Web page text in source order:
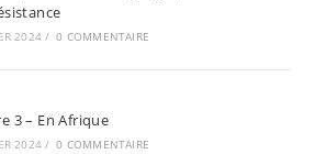
2024 / 0 COMMENTAIRE
3 – En Afrique
2024 / 0 COMMENTAIRE